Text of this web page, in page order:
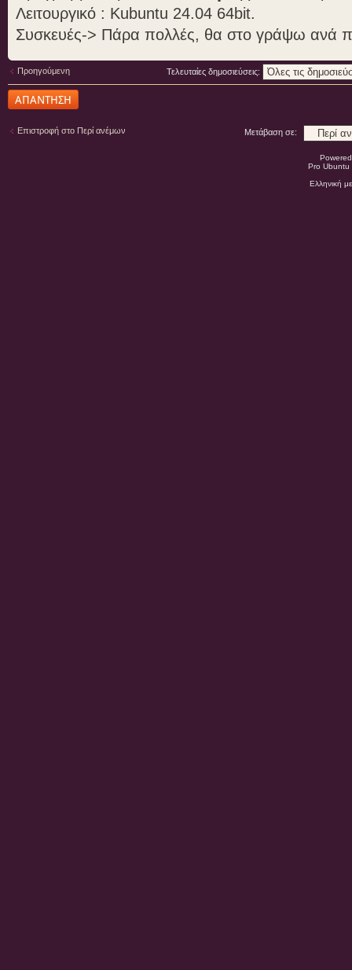
Λειτουργικό : Kubuntu 24.04 64bit.
Συσκευές-> Πάρα πολλές, θα στο γράψω ανά
Προηγούμενη Τελευταίες δημοσιεύσεις:
Δημιουργία
απάντησης
Επιστροφή στο Περί ανέμων Μετάβαση σε:
Pro
Ελληνική